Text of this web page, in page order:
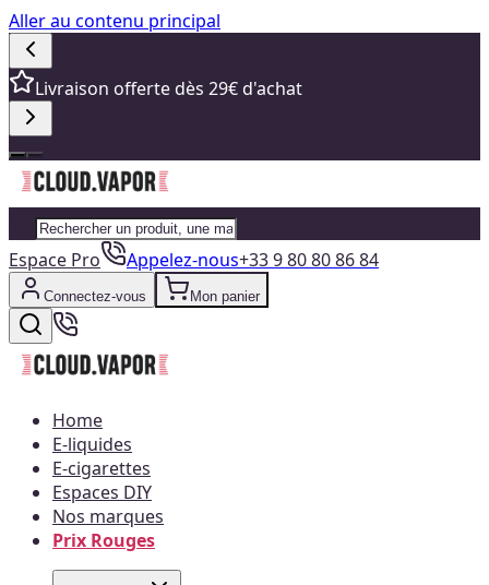
Aller au contenu principal
Livraison offerte dès 29€ d'achat
Espace Pro Appelez-nous+33 9 80 80 86 84
Connectez-vous Mon panier
Home
E-liquides
E-cigarettes
Espaces DIY
Nos marques
Prix Rouges